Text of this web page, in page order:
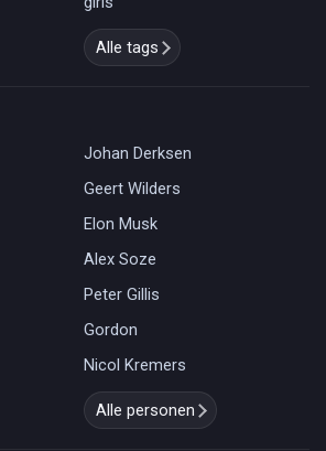
Alle tags
Johan Derksen
Geert Wilders
Elon Musk
Alex Soze
Peter Gillis
Gordon
Nicol Kremers
Alle personen